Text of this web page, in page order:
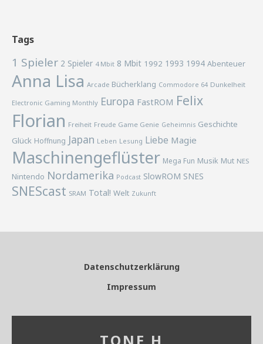
Tags
1 Spieler 2 Spieler 4 Mbit 8 Mbit 1992 1993 1994 Abenteuer
Anna Lisa Arcade Bücherklang Commodore 64 Dunkelheit
Electronic Gaming Monthly Europa FastROM Felix
Florian Freiheit Freude Game Genie Geheimnis Geschichte
Glück Hoffnung Japan Leben Lesung Liebe Magie
Maschinengeflüster Mega Fun Musik Mut NES
Nintendo Nordamerika Podcast SlowROM SNES
SNEScast SRAM Total! Welt Zukunft
Datenschutzerklärung
Impressum